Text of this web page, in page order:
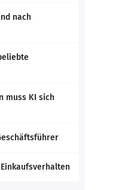
nach
muss KI sich